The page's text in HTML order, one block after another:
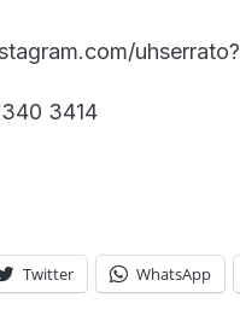
3414
Twitter WhatsApp